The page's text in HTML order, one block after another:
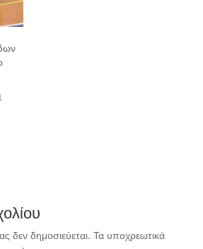
δεν δημοσιεύεται. Τα υποχρεωτικά